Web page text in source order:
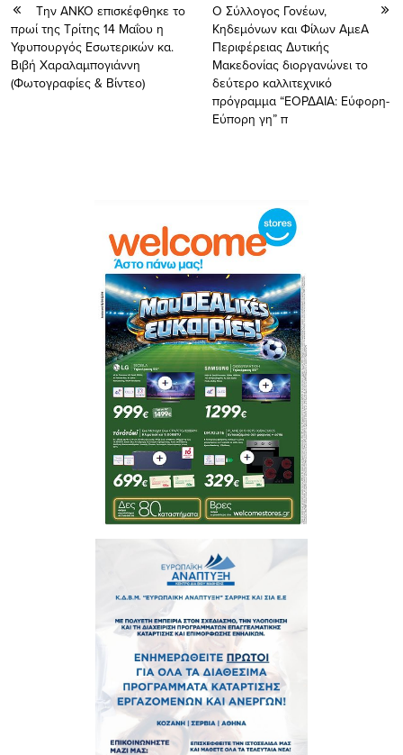
Την ΑΝΚΟ επισκέφθηκε το
πρωί της Τρίτης 14 Μαΐου η
Υφυπουργός Εσωτερικών κα.
Βιβή Χαραλαμπογιάννη
(Φωτογραφίες & Βίντεο)
Ο Σύλλογος Γονέων,
Κηδεμόνων και Φίλων ΑμεΑ
Περιφέρειας Δυτικής
Μακεδονίας διοργανώνει το
δεύτερο καλλιτεχνικό
πρόγραμμα “ΕΟΡΔΑΙΑ: Εύφορη-
Εύπορη γη” π